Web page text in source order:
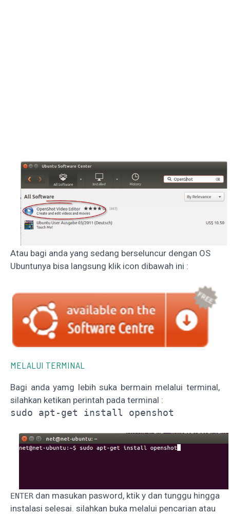
Atau bagi anda yang sedang berseluncur dengan OS
Ubuntunya bisa langsung klik icon dibawah ini :
MELALUI TERMINAL
Bagi anda yamg lebih suka bermain melalui terminal,
silahkan ketikan perintah pada terminal :
sudo apt-get install openshot
ENTER dan masukan pasword, ktik y dan tunggu hingga
instalasi selesai. silahkan buka melalui pencarian atau